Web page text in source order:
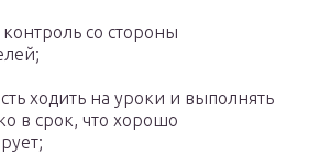
со стороны
ходить на уроки и выполнять
в срок, что хорошо